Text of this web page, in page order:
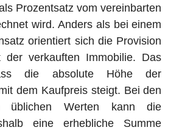
Prozentsatz vom vereinbarten
wird. Anders als bei einem
orientiert sich die Provision
verkauften Immobilie. Das
die absolute Höhe der
dem Kaufpreis steigt. Bei den
üblichen Werten kann die
eine erhebliche Summe